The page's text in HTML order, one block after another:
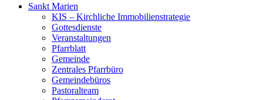
Sankt Marien
KIS – Kirchliche Immobilienstrategie
Gottesdienste
Veranstaltungen
Pfarrblatt
Gemeinde
Zentrales Pfarrbüro
Gemeindebüros
Pastoralteam